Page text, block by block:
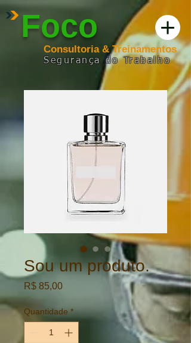
Foco
Consultoria & Treinamentos
Segurançado Trabalho
Sou um produto.
R$ 85,00Preço
Quantidade *